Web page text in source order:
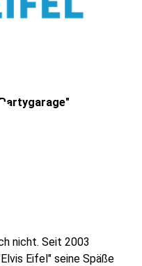
nicht. Seit 2003
Eifel" seine Späße